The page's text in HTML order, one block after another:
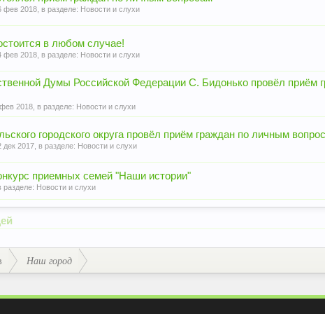
фев 2018 , в разделе: Новости и слухи
в любом случае!
фев 2018 , в разделе: Новости и слухи
Думы Российской Федерации С. Бидонько провёл приём
2018 , в разделе: Новости и слухи
городского округа провёл приём граждан по личным
дек 2017 , в разделе: Новости и слухи
приемных семей "Наши истории"
разделе: Новости и слухи
Наш город